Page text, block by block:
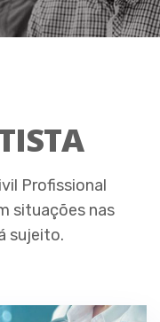
Profissional
situações nas
sujeito.